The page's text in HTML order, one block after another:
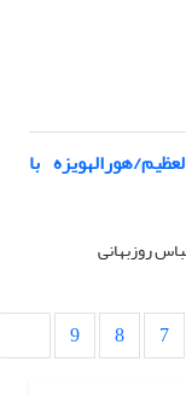
هورالهویزه با
روزبهانی
7
8
9